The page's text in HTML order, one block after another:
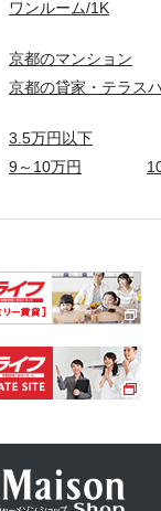
ワンルーム/1K
京都のマンション
京都の貸家・テラス
3.5万円以下
9～10万円